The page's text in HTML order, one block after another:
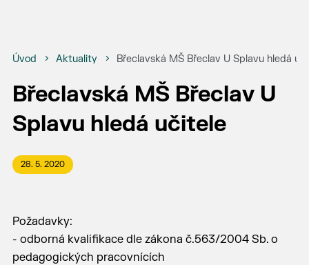
Úvod Aktuality Břeclavská MŠ Břeclav U Splavu hledá
Břeclavská MŠ Břeclav U
Splavu hledá učitele
28. 5. 2020
Požadavky:
- odborná kvalifikace dle zákona č.563/2004 Sb. o
pedagogických pracovnících